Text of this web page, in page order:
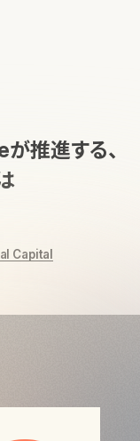
推進する、
Capital